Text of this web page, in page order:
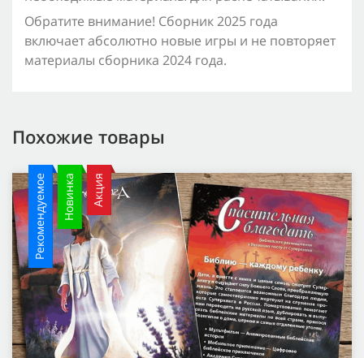
Обратите внимание! Сборник 2025 года
включает абсолютно новые игры и не повторяет
материалы сборника 2024 года.
Похожие товары
Рекомендуемое Новинка Акция